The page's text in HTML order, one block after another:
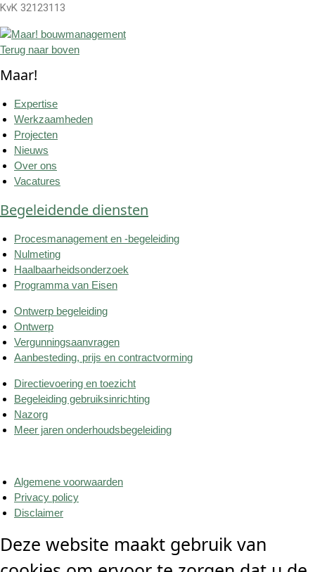
KvK 32123113
Terug naar boven
Maar!
Expertise
Werkzaamheden
Projecten
Nieuws
Over ons
Vacatures
Begeleidende diensten
Procesmanagement en -begeleiding
Nulmeting
Haalbaarheidsonderzoek
Programma van Eisen
Ontwerp begeleiding
Ontwerp
Vergunningsaanvragen
Aanbesteding, prijs en contractvorming
Directievoering en toezicht
Begeleiding gebruiksinrichting
Nazorg
Meer jaren onderhoudsbegeleiding
Algemene voorwaarden
Privacy policy
Disclaimer
Deze website maakt gebruik van